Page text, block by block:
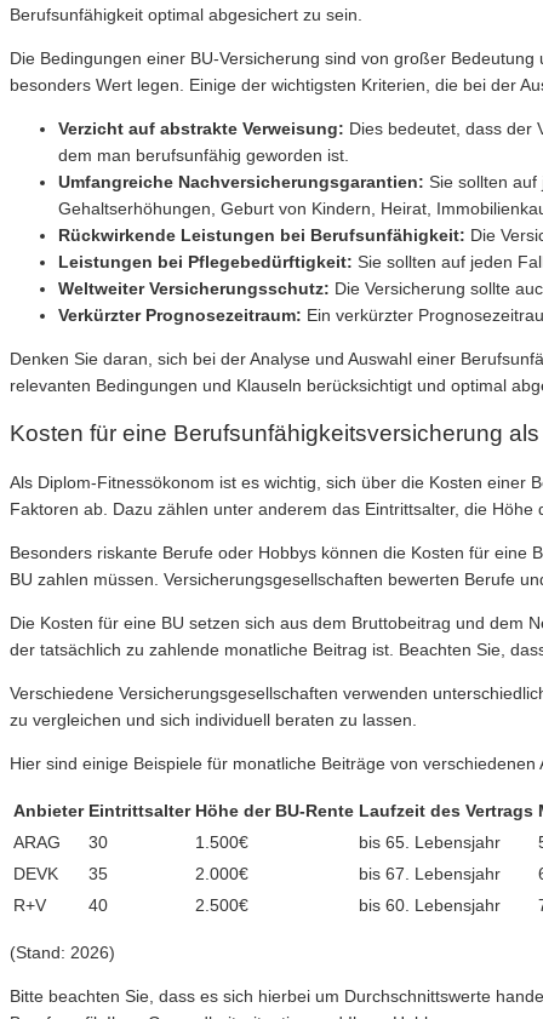
Berufsunfähigkeit optimal abgesichert zu sein.
Die Bedingungen einer BU-Versicherung sind von großer
besonders Wert legen. Einige der wichtigsten Kriterien, die bei der
Verzicht auf abstrakte Verweisung: Dies bedeutet, dass der
dem man berufsunfähig geworden ist.
Umfangreiche Nachversicherungsgarantien: Sie sollten auf
Gehaltserhöhungen, Geburt von Kindern, Heirat,
Rückwirkende Leistungen bei Berufsunfähigkeit: Die
Leistungen bei Pflegebedürftigkeit: Sie sollten auf jeden
Weltweiter Versicherungsschutz: Die Versicherung sollte
Verkürzter Prognosezeitraum: Ein verkürzter
Denken Sie daran, sich bei der Analyse und Auswahl einer
relevanten Bedingungen und Klauseln berücksichtigt und optimal
Kosten für eine Berufsunfähigkeitsversicherung
Als Diplom-Fitnessökonom ist es wichtig, sich über die Kosten einer
Faktoren ab. Dazu zählen unter anderem das Eintrittsalter, die
Besonders riskante Berufe oder Hobbys können die Kosten für eine
BU zahlen müssen. Versicherungsgesellschaften bewerten Berufe
Die Kosten für eine BU setzen sich aus dem Bruttobeitrag und dem
der tatsächlich zu zahlende monatliche Beitrag ist. Beachten Sie,
Verschiedene Versicherungsgesellschaften verwenden
zu vergleichen und sich individuell beraten zu lassen.
Hier sind einige Beispiele für monatliche Beiträge von
Anbieter Eintrittsalter Höhe der BU-Rente Laufzeit des Vertrags
ARAG
30 1.500€ bis 65. Lebensjahr
DEVK
35 2.000€ bis 67. Lebensjahr
R+V
40 2.500€ bis 60. Lebensjahr
(Stand: 2026)
Bitte beachten Sie, dass es sich hierbei um Durchschnittswerte